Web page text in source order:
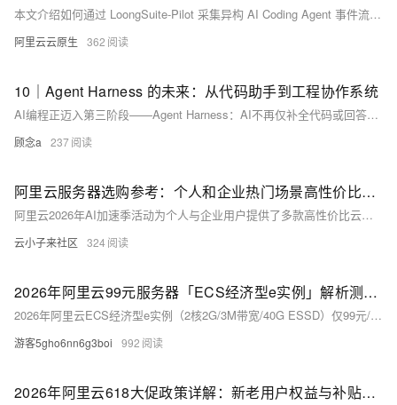
本文介绍如何通过 LoongSuite-Pilot 采集异构 AI Coding Agent 事件流，结合 SLS 大盘的 SQL 分析能力，构建从个人使用行为到组织级度量的完整看板，帮助研发团队量化 AI 工具的实际落地效果。
阿里云云原生 362
10｜Agent Harness 的未来：从代码助手到工程协作系统
AI编程正迈入第三阶段——Agent Harness：AI不再仅补全代码或回答问题，而是深度融入研发全流程——读仓库、改文件、跑测试、连工具、协作者。未来核心在于“可治理的工程协作”，而非单纯自动化。（239字）
顾念a 237
阿里云服务器选购参考：个人和企业热门场景高性价比云服务器配置与活动价格
阿里云2026年AI加速季活动为个人与企业用户提供了多款高性价比云服务器。个人站长推荐38元/年轻量应用服务器（2核2G）入门，99元/年经济型e实例和199元/年u1实例满足进阶需求，支持AI应用快速部署。企业用户可根据场景选择：初期展示站推荐经济型e实例或u2i实例，品牌官网选4核8G u2i或g9i，视频购物类选4核16G u2i或8核16G c9i，游戏软件类选8核32G g9i或8核64G r9i。
云小子来社区 324
2026年阿里云99元服务器「ECS经济型e实例」解析测评，超高性价比
2026年阿里云ECS经济型e实例（2核2G/3M带宽/40G ESSD）仅99元/年，新老用户同享，续费不涨价。搭载Intel Xeon Platinum处理器（主频2.5GHz），支持轻量建站、开发测试等场景，性价比极高。阿里云99元服务器活动：https://t.aliyun.com/U/OTnSAH
游客5gho6nn6g3boi 992
2026年阿里云618大促政策详解：新老用户权益与补贴规则